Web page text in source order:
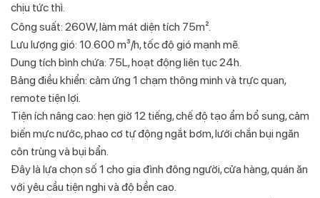
chịu tức thì.
Công suất: 260W, làm mát diện tích 75m².
Lưu lượng gió: 10.600 m³/h, tốc độ gió mạnh mẽ.
Dung tích bình chứa: 75L, hoạt động liên tục 24h.
Bảng điều khiển: cảm ứng 1 chạm thông minh và trực quan,
remote tiện lợi.
Tiện ích nâng cao: hẹn giờ 12 tiếng, chế độ tạo ẩm bổ sung, cảm
biến mực nước, phao cơ tự động ngắt bơm, lưới chắn bụi ngăn
côn trùng và bụi bẩn.
Đây là lựa chọn số 1 cho gia đình đông người, cửa hàng, quán ăn
với yêu cầu tiện nghi và độ bền cao.